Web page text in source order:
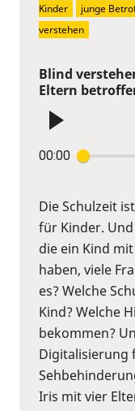
Blind
Eltern
00:00
Die Schulzeit
für Kinder.
die ein Kind
haben, viele
es? Welche
Kind? Welche
bekommen?
Digitalisierung
Iris mit vier
Kinder
junge
verstehen